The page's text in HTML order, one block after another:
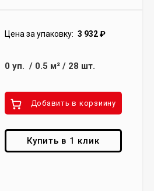
Цена за упаковку: 3 932₽
0 уп. / 0.5 м²/ 28 шт.
Добавить в корзиину
Купить в 1 клик